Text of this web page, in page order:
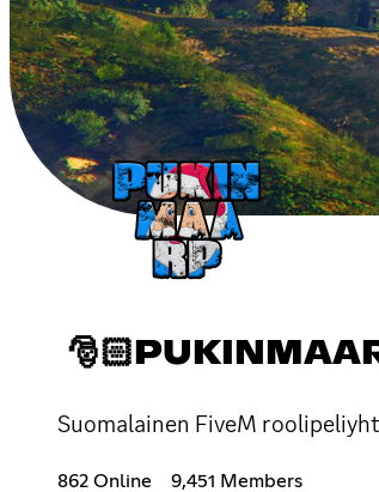
Suomalainen FiveM
862 Online 9,451 Members